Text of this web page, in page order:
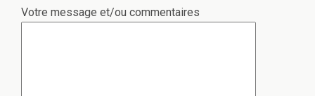
Votre message et/ou commentaires